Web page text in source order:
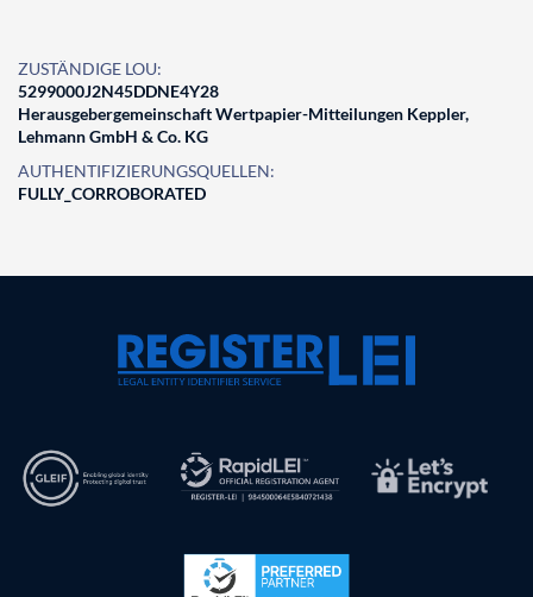
ZUSTÄNDIGE LOU:
5299000J2N45DDNE4Y28
Herausgebergemeinschaft Wertpapier-Mitteilungen Keppler,
Lehmann GmbH & Co. KG
AUTHENTIFIZIERUNGSQUELLEN:
FULLY_CORROBORATED